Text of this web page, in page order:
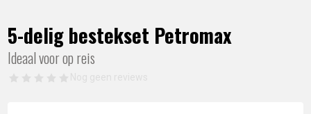
5-delig bestekset Petromax
Ideaal voor op reis